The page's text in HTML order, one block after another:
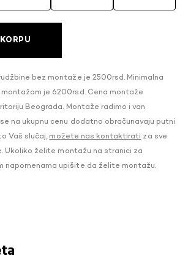
bez montaže je 2500rsd. Minimalna
je 6200rsd. Cena montaže
Beograda. Montaže radimo i van
na ukupnu cenu dodatno obračunavaju putni
Vaš slučaj, možete nas kontaktirati za sve
Ukoliko želite montažu na stranici za
napomenama upišite da želite montažu.